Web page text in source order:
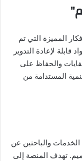
المميزة التي تم
لإعادة التدوير
والحفاظ على
المستدامة من
والباحثين عن
تهدف المنصة إلى